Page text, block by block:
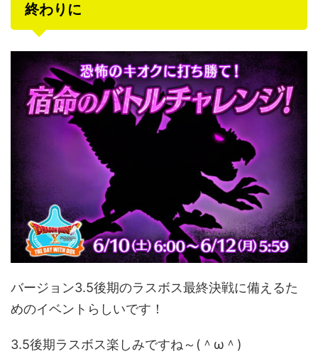
終わりに
バージョン3.5後期のラスボス最終決戦に備えるた
めのイベントらしいです！
3.5後期ラスボス楽しみですね～(＾ω＾)